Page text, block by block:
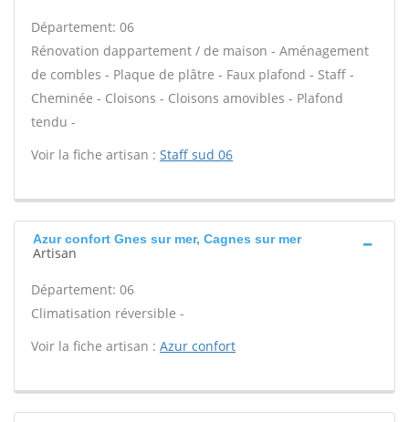
Département: 06
Rénovation dappartement / de maison - Aménagement
de combles - Plaque de plâtre - Faux plafond - Staff -
Cheminée - Cloisons - Cloisons amovibles - Plafond
tendu -
Voir la fiche artisan : Staff sud 06
Azur confort Gnes sur mer, Cagnes sur mer
Artisan
Département: 06
Climatisation réversible -
Voir la fiche artisan : Azur confort